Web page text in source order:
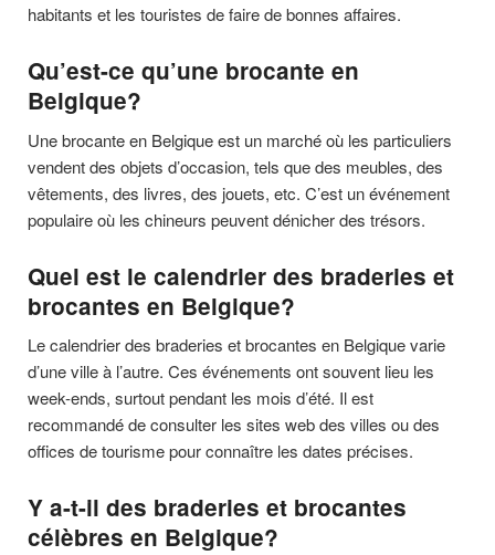
habitants et les touristes de faire de bonnes affaires.
Qu’est-ce qu’une brocante en
Belgique?
Une brocante en Belgique est un marché où les particuliers
vendent des objets d’occasion, tels que des meubles, des
vêtements, des livres, des jouets, etc. C’est un événement
populaire où les chineurs peuvent dénicher des trésors.
Quel est le calendrier des braderies et
brocantes en Belgique?
Le calendrier des braderies et brocantes en Belgique varie
d’une ville à l’autre. Ces événements ont souvent lieu les
week-ends, surtout pendant les mois d’été. Il est
recommandé de consulter les sites web des villes ou des
offices de tourisme pour connaître les dates précises.
Y a-t-il des braderies et brocantes
célèbres en Belgique?